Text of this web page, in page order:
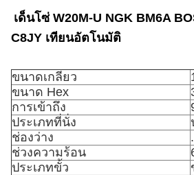
เด็นโซ่ W20M-U NGK BM6A
C8JY เทียนอัตโนมัติ
ขนาดเกลียว
ขนาด Hex
การเข้าถึง
ประเภทที่นั่ง
ช่องว่าง
ช่วงความร้อน
ประเภทขั้ว